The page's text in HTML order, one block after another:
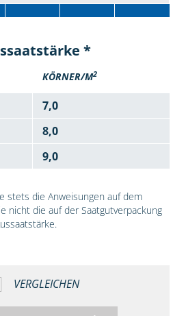
*
KÖRNER/M2
7,0
8,0
9,0
stets die Anweisungen auf dem
nicht die auf der Saatgutverpackung
VERGLEICHEN